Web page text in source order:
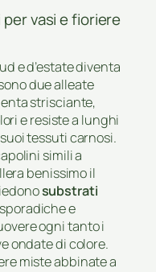
vasi e fioriere
e d’estate diventa
due alleate
strisciante,
e resiste a lunghi
tessuti carnosi.
simili a
benissimo il
substrati
e
ogni tanto i
ondate di colore.
miste abbinate a